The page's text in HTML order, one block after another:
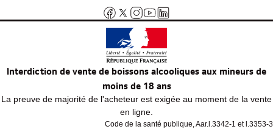
Interdiction de vente de boissons alcooliques aux mineurs de
moins de 18 ans
La preuve de majorité de l'acheteur est exigée au moment de la vente
en ligne.
Code de la santé publique, Aar.l.3342-1 et l.3353-3